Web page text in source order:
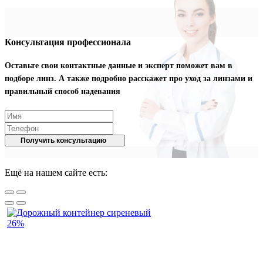
Консультация профессионала
Оставьте свои контактные данные и эксперт поможет вам в
подборе линз. А также подробно расскажет про уход за линзами и
правильный способ надевания
Получить консультацию
Ещё на нашем сайте есть:
26%